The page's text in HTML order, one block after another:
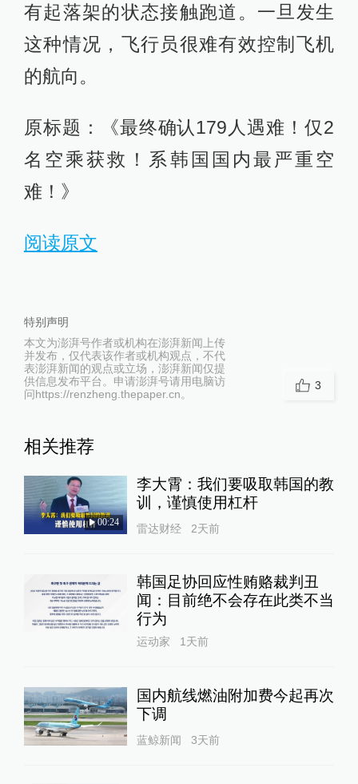
有起落架的状态接触跑道。一旦发生
这种情况，飞行员很难有效控制飞机
的航向。
原标题：《最终确认179人遇难！仅2
名空乘获救！系韩国国内最严重空
难！》
阅读原文
特别声明
本文为澎湃号作者或机构在澎湃新闻上传
并发布，仅代表该作者或机构观点，不代
表澎湃新闻的观点或立场，澎湃新闻仅提
供信息发布平台。申请澎湃号请用电脑访
问https://renzheng.thepaper.cn。
3
相关推荐
00:24
李大霄：我们要吸取韩国的教
训，谨慎使用杠杆
雷达财经 2天前
韩国足协回应性贿赂裁判丑
闻：目前绝不会存在此类不当
行为
运动家 1天前
国内航线燃油附加费今起再次
下调
蓝鲸新闻 3天前